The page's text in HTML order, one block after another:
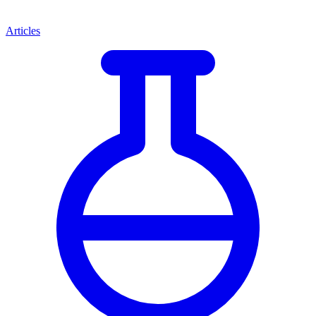
Articles